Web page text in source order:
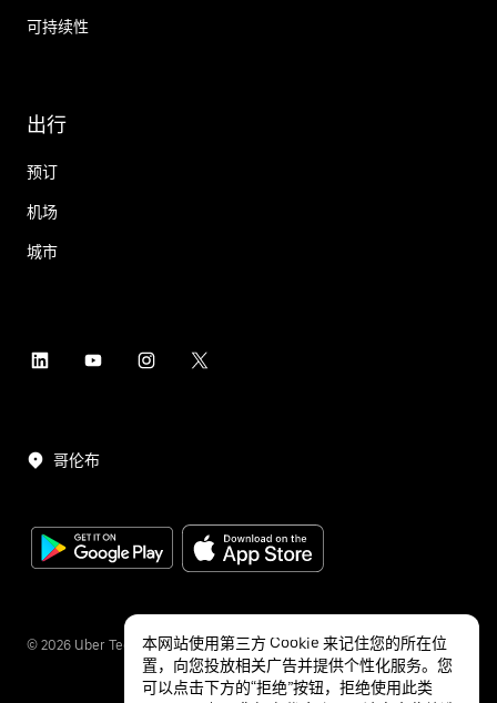
可持续性
出行
预订
机场
城市
哥伦布
© 2026 Uber Technologies Inc.
本网站使用第三方 Cookie 来记住您的所在位
置，向您投放相关广告并提供个性化服务。您
可以点击下方的“拒绝”按钮，拒绝使用此类